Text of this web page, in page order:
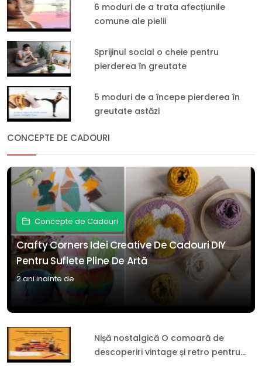
6 moduri de a trata afecțiunile
comune ale pielii
Sprijinul social o cheie pentru
pierderea în greutate
5 moduri de a începe pierderea în
greutate astăzi
CONCEPTE DE CADOURI
Concepte de Cadouri
Crafty Corners Idei Creative De Cadouri DIY
Pentru Suflete Pline De Artă
2 ani inainte de
Nișă nostalgică O comoară de
descoperiri vintage și retro pentru